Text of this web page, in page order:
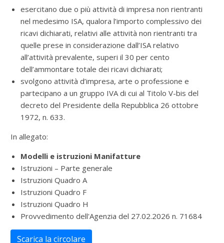
esercitano due o più attività di impresa non rientranti
nel medesimo ISA, qualora l’importo complessivo dei
ricavi dichiarati, relativi alle attività non rientranti tra
quelle prese in considerazione dall’ISA relativo
all’attività prevalente, superi il 30 per cento
dell’ammontare totale dei ricavi dichiarati;
svolgono attività d’impresa, arte o professione e
partecipano a un gruppo IVA di cui al Titolo V-bis del
decreto del Presidente della Repubblica 26 ottobre
1972, n. 633.
In allegato:
Modelli e istruzioni Manifatture
Istruzioni – Parte generale
Istruzioni Quadro A
Istruzioni Quadro F
Istruzioni Quadro H
Provvedimento dell'Agenzia del 27.02.2026 n. 71684
Scarica la circolare